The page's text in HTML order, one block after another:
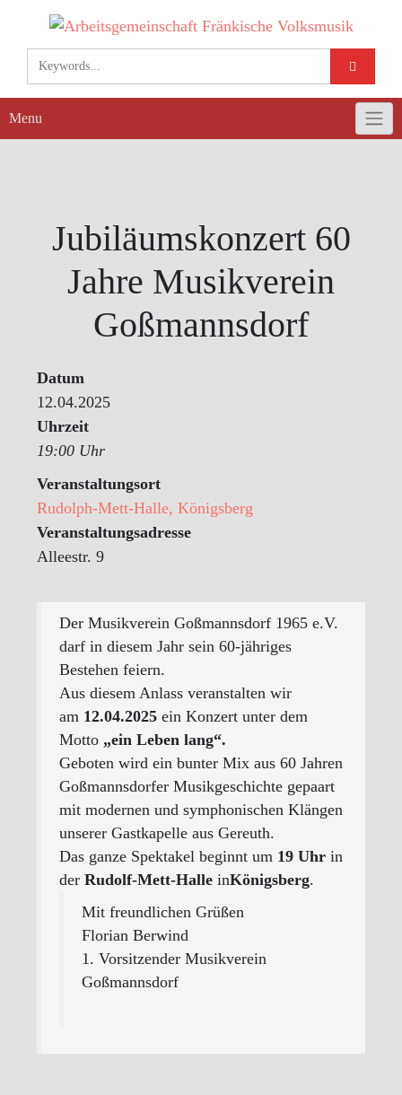
content
Menu
Jubiläumskonzert 60
Jahre Musikverein
Goßmannsdorf
Datum
12.04.2025
Uhrzeit
19:00 Uhr
Veranstaltungsort
Rudolph-Mett-Halle, Königsberg
Veranstaltungsadresse
Alleestr. 9
Der Musikverein Goßmannsdorf 1965 e.V.
darf in diesem Jahr sein 60-jähriges
Bestehen feiern.
Aus diesem Anlass veranstalten wir
am 12.04.2025 ein Konzert unter dem
Motto „ein Leben lang“.
Geboten wird ein bunter Mix aus 60 Jahren
Goßmannsdorfer Musikgeschichte gepaart
mit modernen und symphonischen Klängen
unserer Gastkapelle aus Gereuth.
Das ganze Spektakel beginnt um 19 Uhr in
der Rudolf-Mett-Halle inKönigsberg.
Mit freundlichen Grüßen
Florian Berwind
1. ‎Vorsitzender Musikverein
Goßmannsdorf